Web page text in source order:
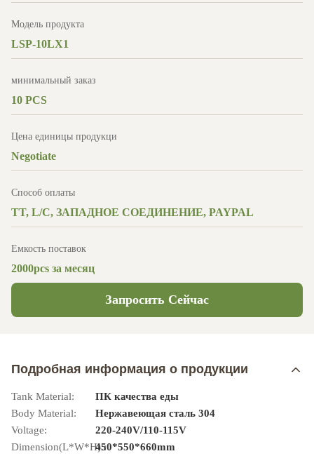
Модель продукта
LSP-10LX1
минимальный заказ
10 PCS
Цена единицы продукци
Negotiate
Способ оплаты
TT, L/C, ЗАПАДНОЕ СОЕДИНЕНИЕ, PAYPAL
Емкость поставок
2000pcs за месяц
Запросить Сейчас
Подробная информация о продукции
Tank Material:
ПК качества еды
Body Material:
Нержавеющая сталь 304
Voltage:
220-240V/110-115V
Dimension(L*W*H)::450*550*660mm